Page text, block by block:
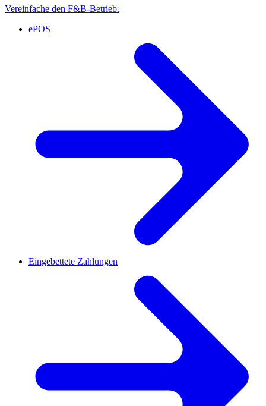
Vereinfache den F&B-Betrieb.
ePOS
Eingebettete Zahlungen